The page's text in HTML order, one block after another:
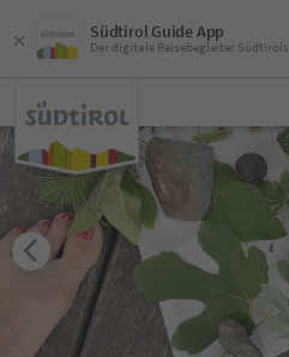
Südtirol Guide App
Der digitale Reisebegleiter Südtirols